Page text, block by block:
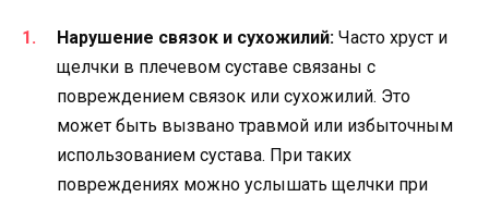
Нарушение связок и сухожилий: Часто хруст и
щелчки в плечевом суставе связаны с
повреждением связок или сухожилий. Это
может быть вызвано травмой или избыточным
использованием сустава. При таких
повреждениях можно услышать щелчки при